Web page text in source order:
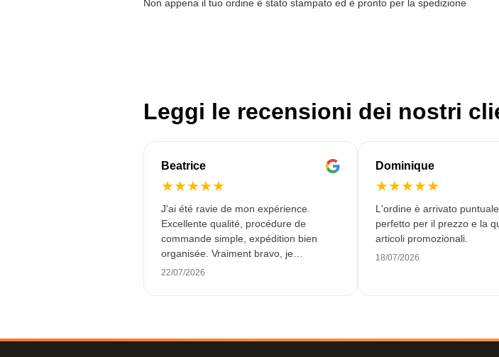
Non appena il tuo ordine è stato stampato ed è pronto per la spedizione
Leggi le recensioni dei nostri
Beatrice
★★★★★
J'ai été ravie de mon expérience.
Excellente qualité, procédure de
commande simple, expédition bien
organisée. Vraiment bravo, je
commanderai certainement à nouveau
22/07/2026
Dominique
★★★★★
L'ordine è arrivato
perfetto per il prezzo e la
articoli promozionali.
18/07/2026